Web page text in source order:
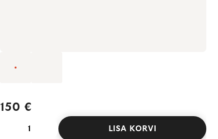
150 €
LISA KORVI